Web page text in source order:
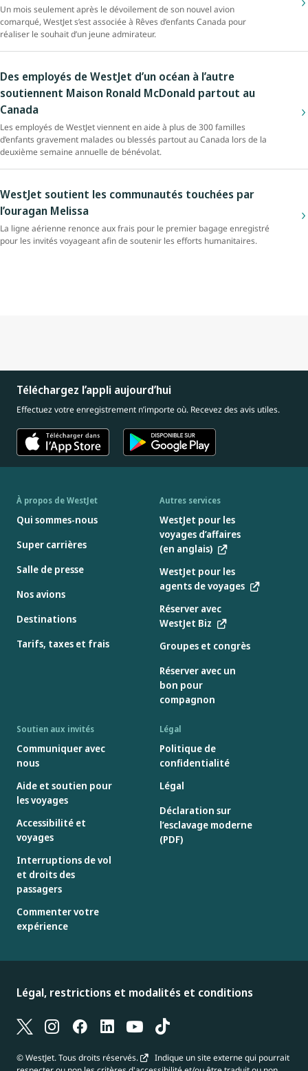
Un mois seulement après le dévoilement de son nouvel avion
comarqué, WestJet s’est associée à Rêves d’enfants Canada pour
réaliser le souhait d’un jeune admirateur.
Des employés de WestJet d’un océan à l’autre
soutiennent Maison Ronald McDonald partout au
Canada
Les employés de WestJet viennent en aide à plus de 300 familles
d’enfants gravement malades ou blessés partout au Canada lors de la
deuxième semaine annuelle de bénévolat.
WestJet soutient les communautés touchées par
l’ouragan Melissa
La ligne aérienne renonce aux frais pour le premier bagage enregistré
pour les invités voyageant afin de soutenir les efforts humanitaires.
Téléchargez l’appli aujourd’hui
Effectuez votre enregistrement n’importe où. Recevez des avis utiles.
À propos de WestJet
Qui sommes-nous
Super carrières
Salle de presse
Nos avions
Destinations
Tarifs, taxes et frais
Autres services
WestJet pour les
voyages d’affaires
(en anglais)
WestJet pour les
agents de voyages
Réserver avec
WestJet Biz
Groupes et congrès
Réserver avec un
bon pour
compagnon
Soutien aux invités
Communiquer avec
nous
Aide et soutien pour
les voyages
Accessibilité et
voyages
Interruptions de vol
et droits des
passagers
Commenter votre
expérience
Légal
Politique de
confidentialité
Légal
Déclaration sur
l’esclavage moderne
(PDF)
Légal, restrictions et modalités et conditions
© WestJet. Tous droits réservés.
Indique un site externe qui pourrait